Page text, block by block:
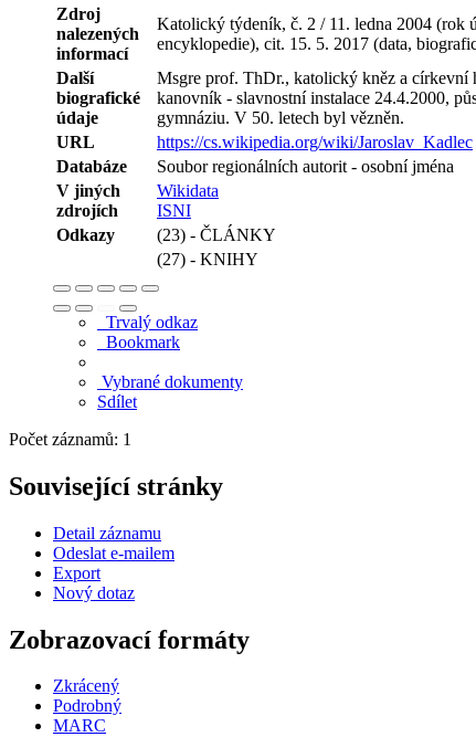
Zdroj
nalezených
informací
Katolický týdeník, č. 2 / 11. ledna 2004 (rok
encyklopedie), cit. 15. 5. 2017 (data,
Další
biografické
údaje
Msgre prof. ThDr., katolický kněz a církevní
kanovník - slavnostní instalace 24.4.2000,
gymnáziu. V 50. letech byl vězněn.
URL
https://cs.wikipedia.org/wiki/Jaroslav_Kadlec
Databáze
Soubor regionálních autorit - osobní jména
V jiných
zdrojích
Wikidata
ISNI
Odkazy
(23) - ČLÁNKY
(27) - KNIHY
Trvalý odkaz
Bookmark
Vybrané dokumenty
Sdílet
Počet záznamů: 1
Související stránky
Detail záznamu
Odeslat e-mailem
Export
Nový dotaz
Zobrazovací formáty
Zkrácený
Podrobný
MARC